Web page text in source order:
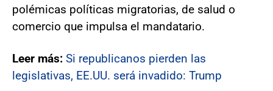
polémicas políticas migratorias, de salud o
comercio que impulsa el mandatario.
Leer más: Si republicanos pierden las
legislativas, EE.UU. será invadido: Trump